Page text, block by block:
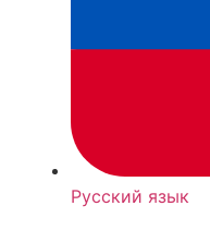
Русский язык